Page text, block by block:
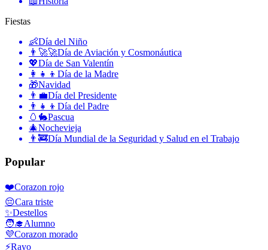
Fiestas
👶Día del Niño
👨‍🚀🚀Día de Aviación y Cosmonáutica
💖Día de San Valentín
👩‍👧‍👦 Día de la Madre
🎁Navidad
👨‍💼Día del Presidente
👨‍👧‍👦 Día del Padre
🥚🐇Pascua
🎄Nochevieja
👨‍🚒Día Mundial de la Seguridad y Salud en el Trabajo
Popular
❤️Corazon rojo
😔Cara triste
✨Destellos
🧑‍🎓Alumno
💜Corazon morado
⚡Rayo